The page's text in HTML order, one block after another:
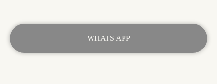
WHATS APP